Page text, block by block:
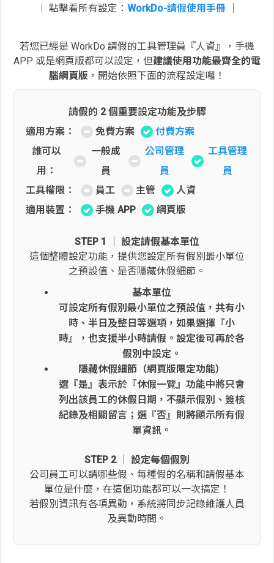
│ 點擊看所有設定： WorkDo-請假使用手冊│
若您已經是 WorkDo 請假的工具管理員『人資』，手機
APP 或是網頁版都可以設定，但建議使用功能最齊全的電
腦網頁版 ，開始依照下面的流程設定囉！
請假的 2 個重要設定功能及步驟
適用方案：
免費方案
付費方案
誰可以
用：
一般成
員
公司管理
員
工具管理
員
工具權限：
員工 主管
人資
適用裝置：
手機 APP 網頁版
STEP 1 │ 設定請假基本單位
這個整體設定功能，提供您設定所有假別最小單位
之預設值、是否隱藏休假細節。
基本單位
可設定所有假別最小單位之預設值，共有小
時、半日及整日等選項，如果選擇『小
時』，也支援半小時請假。設定後可再於各
假別中設定。
隱藏休假細節（網頁版限定功能）
選『是』表示於『休假一覽』功能中將只會
列出該員工的休假日期，不顯示假別、簽核
紀錄及相關留言；選『否』則將顯示所有假
單資訊。
STEP 2 │ 設定每個假別
公司員工可以請哪些假、每種假的名稱和請假基本
單位是什麼，在這個功能都可以一次搞定！
若假別資訊有各項異動，系統將同步記錄維護人員
及異動時間。